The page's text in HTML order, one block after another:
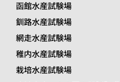
函館水産試験場
釧路水産試験場
網走水産試験場
稚内水産試験場
栽培水産試験場